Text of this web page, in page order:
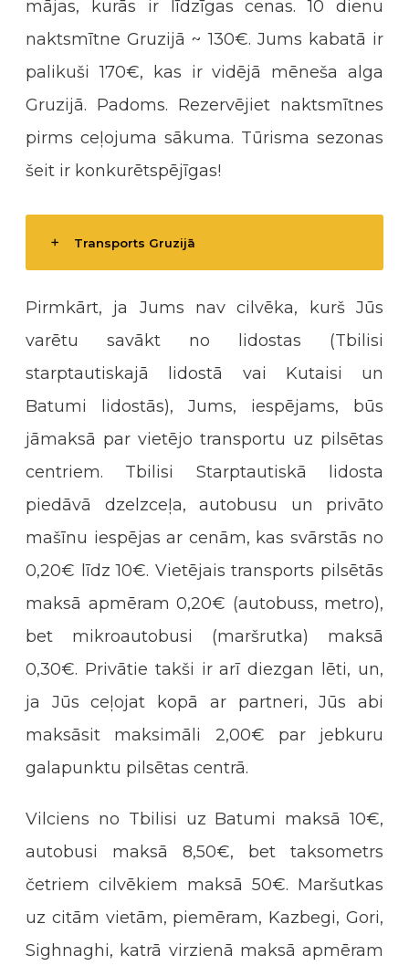
mājas, kurās ir līdzīgas cenas. 10 dienu
naktsmītne Gruzijā ~ 130€. Jums kabatā ir
palikuši 170€, kas ir vidējā mēneša alga
Gruzijā. Padoms. Rezervējiet naktsmītnes
pirms ceļojuma sākuma. Tūrisma sezonas
šeit ir konkurētspējīgas!
Transports Gruzijā
Pirmkārt, ja Jums nav cilvēka, kurš Jūs
varētu savākt no lidostas (Tbilisi
starptautiskajā lidostā vai Kutaisi un
Batumi lidostās), Jums, iespējams, būs
jāmaksā par vietējo transportu uz pilsētas
centriem. Tbilisi Starptautiskā lidosta
piedāvā dzelzceļa, autobusu un privāto
mašīnu iespējas ar cenām, kas svārstās no
0,20€ līdz 10€. Vietējais transports pilsētās
maksā apmēram 0,20€ (autobuss, metro),
bet mikroautobusi (maršrutka) maksā
0,30€. Privātie takši ir arī diezgan lēti, un,
ja Jūs ceļojat kopā ar partneri, Jūs abi
maksāsit maksimāli 2,00€ par jebkuru
galapunktu pilsētas centrā.
Vilciens no Tbilisi uz Batumi maksā 10€,
autobusi maksā 8,50€, bet taksometrs
četriem cilvēkiem maksā 50€. Maršutkas
uz citām vietām, piemēram, Kazbegi, Gori,
Sighnaghi, katrā virzienā maksā apmēram